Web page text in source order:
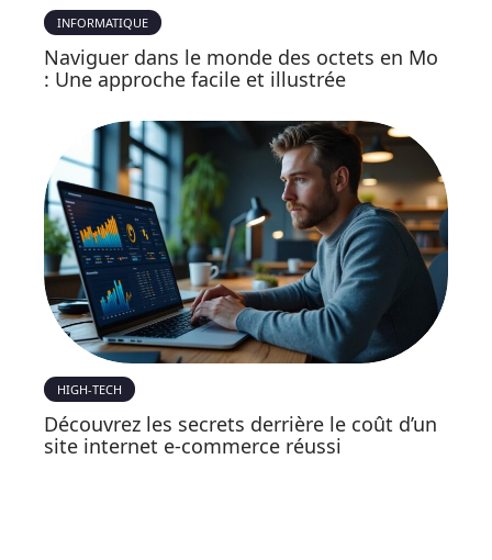
INFORMATIQUE
Naviguer dans le monde des octets en Mo
: Une approche facile et illustrée
HIGH-TECH
Découvrez les secrets derrière le coût d’un
site internet e-commerce réussi